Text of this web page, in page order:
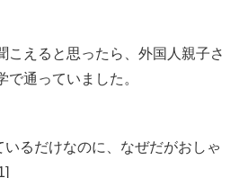
こえると思ったら、外国人親子さ
で通っていました。
るだけなのに、なぜだがおしゃ